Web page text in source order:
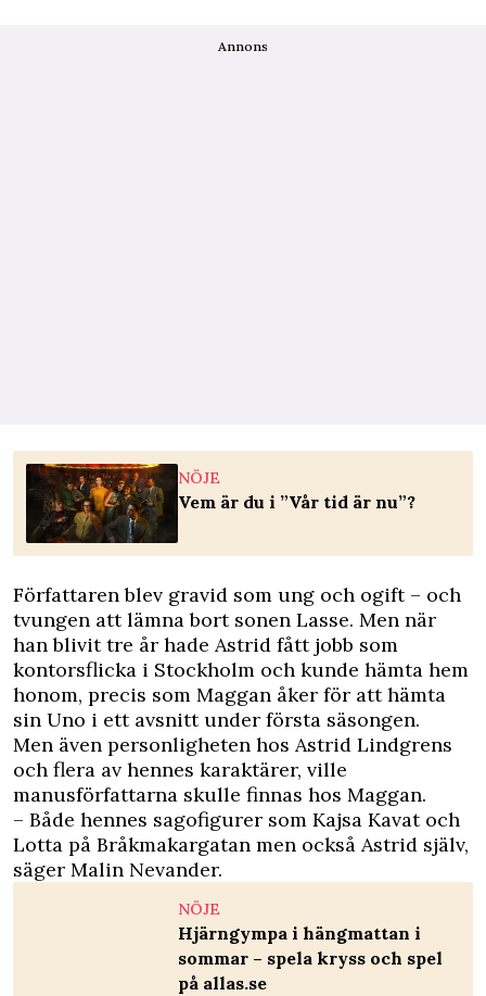
Annons
NÖJE
Vem är du i ”Vår tid är nu”?
Författaren blev gravid som ung och ogift – och
tvungen att lämna bort sonen Lasse. Men när
han blivit tre år hade Astrid fått jobb som
kontorsflicka i Stockholm och kunde hämta hem
honom, precis som Maggan åker för att hämta
sin Uno i ett avsnitt under första säsongen.
Men även personligheten hos Astrid Lindgrens
och flera av hennes karaktärer, ville
manusförfattarna skulle finnas hos Maggan.
– Både hennes sagofigurer som Kajsa Kavat och
Lotta på Bråkmakargatan men också Astrid själv,
säger Malin Nevander.
NÖJE
Hjärngympa i hängmattan i
sommar – spela kryss och spel
på allas.se